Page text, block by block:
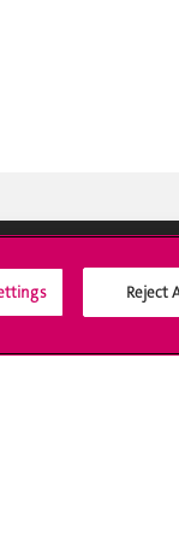
Reject